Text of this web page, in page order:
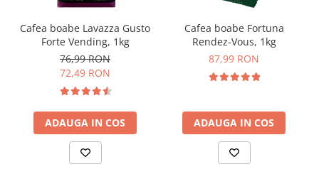
Cafea boabe Lavazza Gusto
Forte Vending, 1kg
76,99 RON
72,49 RON
ADAUGA IN COS
Cafea boabe Fortuna
Rendez-Vous, 1kg
87,99 RON
ADAUGA IN COS